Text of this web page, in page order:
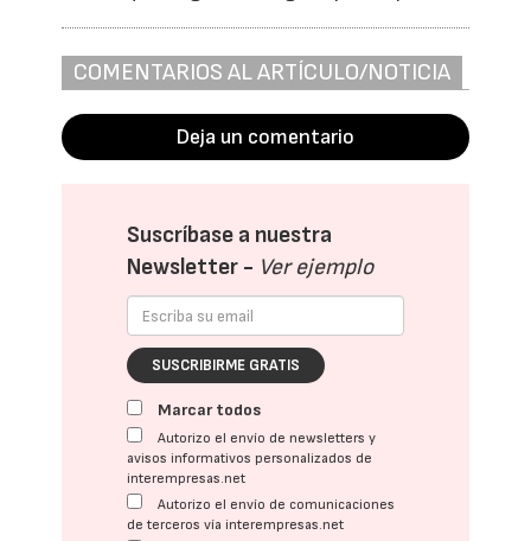
COMENTARIOS AL ARTÍCULO/NOTICIA
Deja un comentario
Suscríbase a nuestra
Newsletter - Ver ejemplo
SUSCRIBIRME GRATIS
Marcar todos
Autorizo el envío de newsletters y
avisos informativos personalizados de
interempresas.net
Autorizo el envío de comunicaciones
de terceros vía interempresas.net